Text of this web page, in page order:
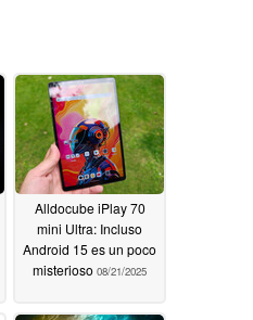
Alldocube iPlay 70
mini Ultra: Incluso
Android 15 es un poco
misterioso 08/21/2025